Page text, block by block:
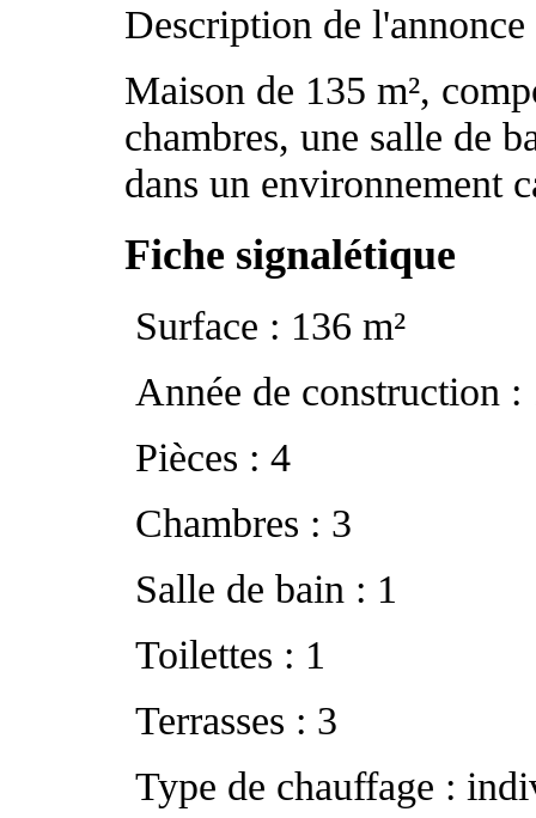
Description de l'annonce
Maison de 135 m²,
chambres, une salle de
dans un environnement
Fiche signalétique
Surface : 136 m²
Année de construction :
Pièces : 4
Chambres : 3
Salle de bain : 1
Toilettes : 1
Terrasses : 3
Type de chauffage :